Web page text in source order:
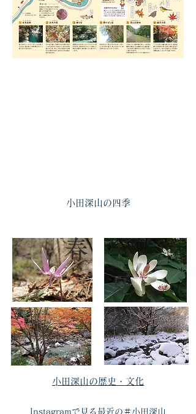
​小田深山の四季
​
​
​
​
​小田深山の歴史・文化
Instagramで見る最近の＃小田深山